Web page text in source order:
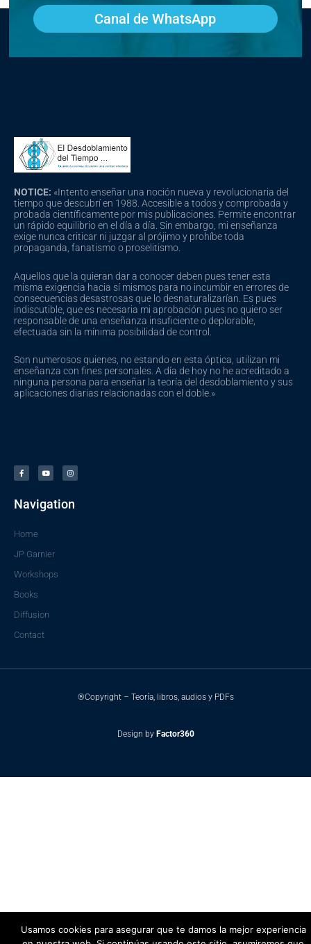
Canal de WhatsApp
NOTICE: «Intento enseñar una noción nueva y revolucionaria del
tiempo que descubrí en 1988. Accesible a todos y comprobada y
probada científicamente por mis publicaciones. Permite encontrar
un rápido equilibrio en el día a día. Sin embargo, mi enseñanza
exige nunca criticar ni juzgar al prójimo y prohíbe toda
propaganda, fanatismo o proselitismo.
Aquellos que la quieran dar a conocer deben pues tener esta
misma exigencia hacia sí mismos para no incumbir en errores de
consecuencias desastrosas que lo desnaturalizarían. Es pues
indiscutible, que es necesaria mi aprobación pues no quiero ser
responsable de una enseñanza insuficiente o deplorable,
efectuada sin la mínima posibilidad de control.
Son numerosos quienes, no estando en esta óptica, utilizan mi
enseñanza con fines personales. A día de hoy no he acreditado a
ninguna persona para enseñar la teoría del desdoblamiento y sus
aplicaciones diarias relacionadas con el doble.»
c
e
b
k
-
u
t
u
s
t
a
a
m
Navigation
Home
JP Garnier
Workshops
Books
Diffusion
Contact
®Copyright – Teoría, libros, audios y PDFs
Design by Factor360
Usamos cookies para asegurar que te damos la mejor experiencia